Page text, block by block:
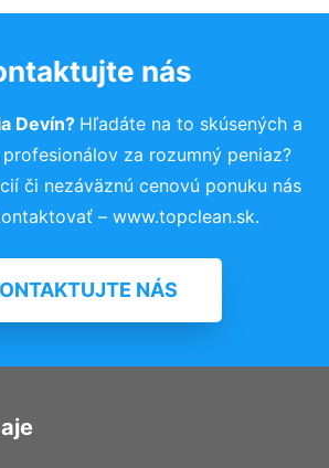
nás
Devín? Hľadáte na to skúsených a
za rozumný peniaz?
či nezáväznú cenovú ponuku nás
– www.topclean.sk.
NÁS